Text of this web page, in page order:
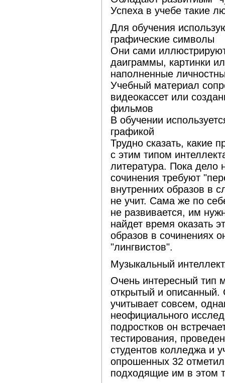
Успеха в учебе такие
Для обучения
графические символы
Они сами
даиграммы, картинки
наполненные
Учебный материал
видеокассет или
фильмов
В обучении
графикой
Трудно сказать, какие
с этим типом
литература. Пока дело
сочинения требуют
внутренних образов в
не учит. Сама же по
не развивается, им
найдет время оказать
образов в сочинениях
"лингвистов".
Музыкальный
Очень интересный тип
открытый и
учитывает совсем,
неофициального
подростков он
тестирования,
студентов колледжа и
опрошенных 32
подходящие им в этом